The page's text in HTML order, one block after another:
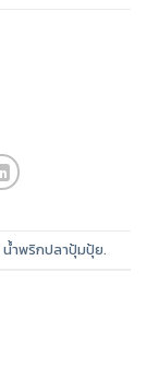
น้ำพริกปลาปุ้มปุ้ย.